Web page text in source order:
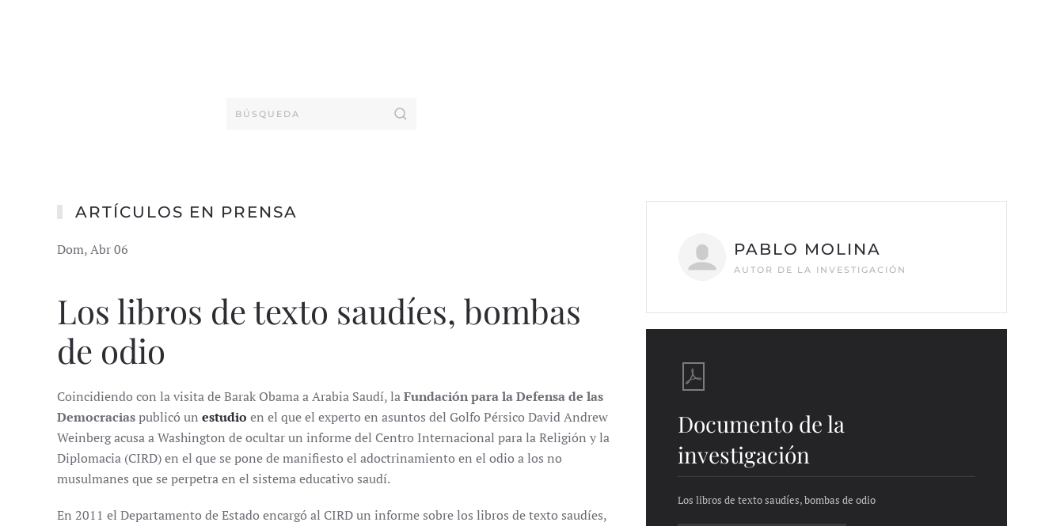
ARTÍCULOS EN PRENSA
Dom, Abr 06
Los libros de texto saudíes, bombas
de odio
Coincidiendo con la visita de Barak Obama a Arabia Saudí, laFundación para la Defensa de las
Democraciaspublicó un estudio en el que el experto en asuntos del Golfo Pérsico David Andrew
Weinberg acusa a Washington de ocultar un informe del Centro Internacional para la Religión y la
Diplomacia (CIRD) en el que se pone de manifiesto el adoctrinamiento en el odio a los no
musulmanes que se perpetra en el sistema educativo saudí.
En 2011 el Departamento de Estado encargó al CIRD un informe sobre los libros de texto saudíes,
PABLO MOLINA
AUTOR DE LA INVESTIGACIÓN
Documento de la
investigación
Los libros de texto saudíes, bombas de odio